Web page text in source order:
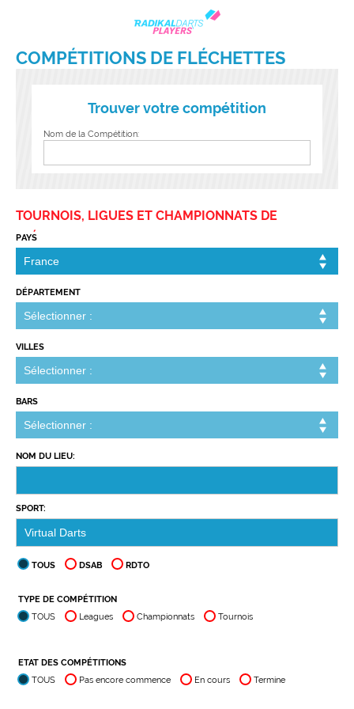
COMPÉTITIONS DE FLÉCHETTES
Trouver votre compétition
Nom de la Compétition:
TOURNOIS, LIGUES ET CHAMPIONNATS DE
FLÉCHETTES
PAYS
DÉPARTEMENT
VILLES
BARS
NOM DU LIEU:
SPORT:
TOUS DSAB RDTO
TYPE DE COMPÉTITION
TOUS
Leagues Championnats Tournois
ETAT DES COMPÉTITIONS
TOUS
Pas encore commence En cours Termine